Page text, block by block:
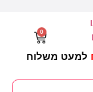
למעט משלוח
0